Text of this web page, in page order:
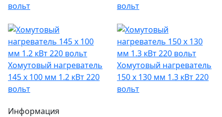
вольт
вольт
Хомутовый нагреватель
145 х 100 мм 1.2 кВт 220
вольт
Хомутовый нагреватель
150 х 130 мм 1.3 кВт 220
вольт
Информация